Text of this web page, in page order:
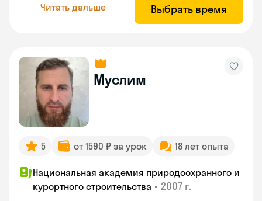
Читать дальше Выбрать время
Муслим
5 от 1590 ₽ за урок 18 лет опыта
Национальная академия природоохранного и
курортного строительства • 2007 г.